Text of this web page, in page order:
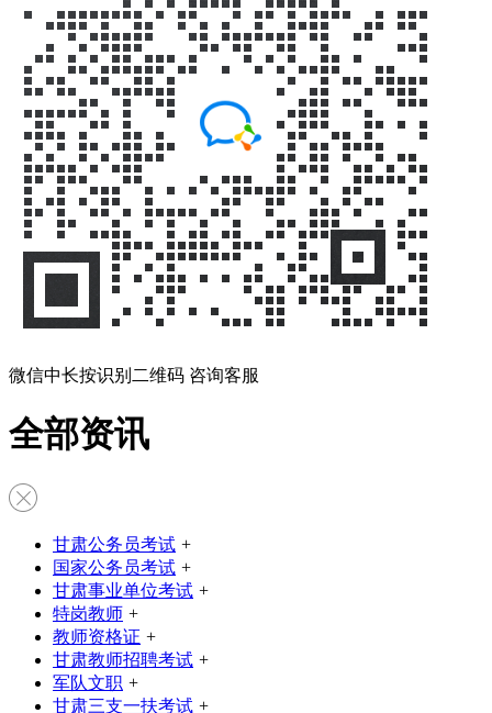
微信中长按识别二维码 咨询客服
全部资讯
甘肃公务员考试 +
国家公务员考试 +
甘肃事业单位考试 +
特岗教师 +
教师资格证 +
甘肃教师招聘考试 +
军队文职 +
甘肃三支一扶考试 +